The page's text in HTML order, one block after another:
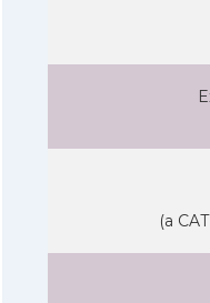
(a